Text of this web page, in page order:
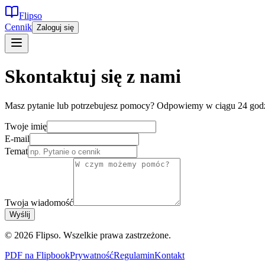
Flipso
Cennik Zaloguj się
Skontaktuj się z nami
Masz pytanie lub potrzebujesz pomocy? Odpowiemy w ciągu 24
Twoje imię
E-mail
Temat
Twoja wiadomość
Wyślij
© 2026 Flipso. Wszelkie prawa zastrzeżone.
PDF na FlipbookPrywatnośćRegulaminKontakt